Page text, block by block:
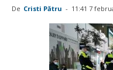
De Cristi Pătru - 11:41 7